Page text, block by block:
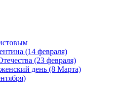
(14 февраля)
(23 февраля)
день (8 Марта)